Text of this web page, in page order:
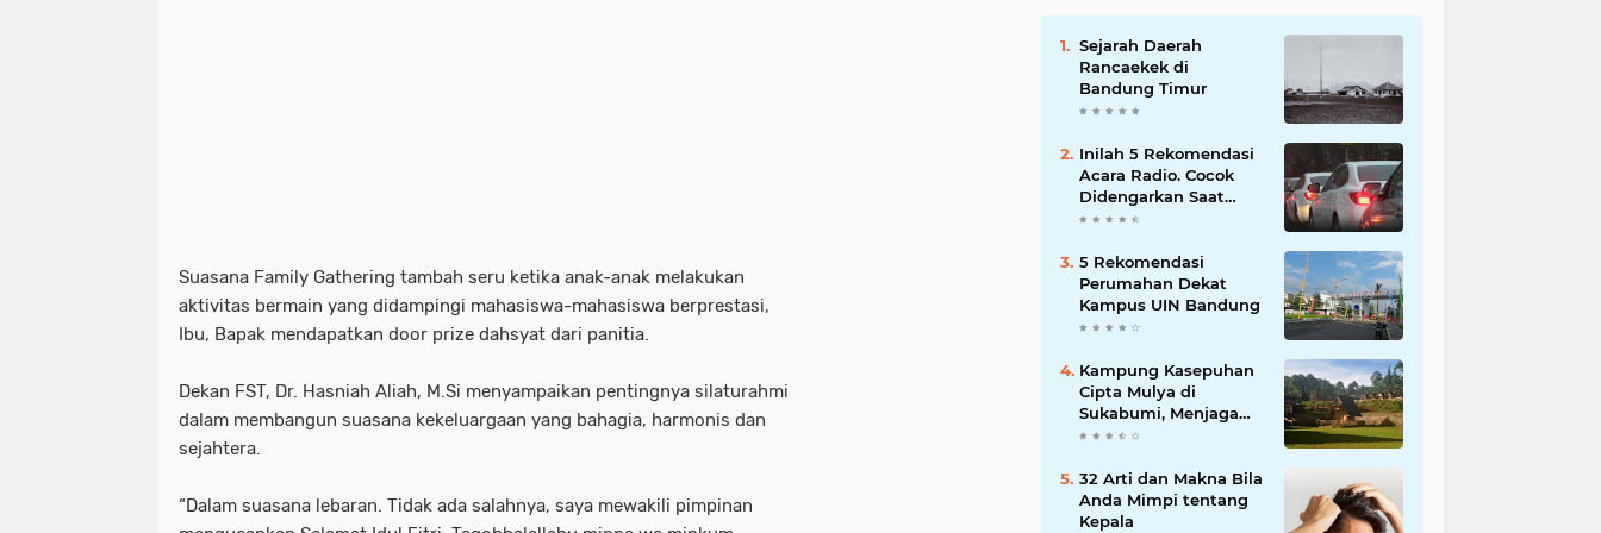
Suasana Family Gathering tambah seru ketika anak-anak melakukan
aktivitas bermain yang didampingi mahasiswa-mahasiswa berprestasi,
Ibu, Bapak mendapatkan door prize dahsyat dari panitia.
Dekan FST, Dr. Hasniah Aliah, M.Si menyampaikan pentingnya silaturahmi
dalam membangun suasana kekeluargaan yang bahagia, harmonis dan
sejahtera.
“Dalam suasana lebaran. Tidak ada salahnya, saya mewakili pimpinan
Sejarah Daerah
Rancaekek di
Bandung Timur
Inilah 5 Rekomendasi
Acara Radio. Cocok
Didengarkan Saat
Macet
5 Rekomendasi
Perumahan Dekat
Kampus UIN Bandung
Kampung Kasepuhan
Cipta Mulya di
Sukabumi, Menjaga
Alam dengan Tradisi
32 Arti dan Makna Bila
Anda Mimpi tentang
Kepala